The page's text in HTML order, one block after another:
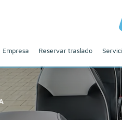
Empresa Reservar traslado